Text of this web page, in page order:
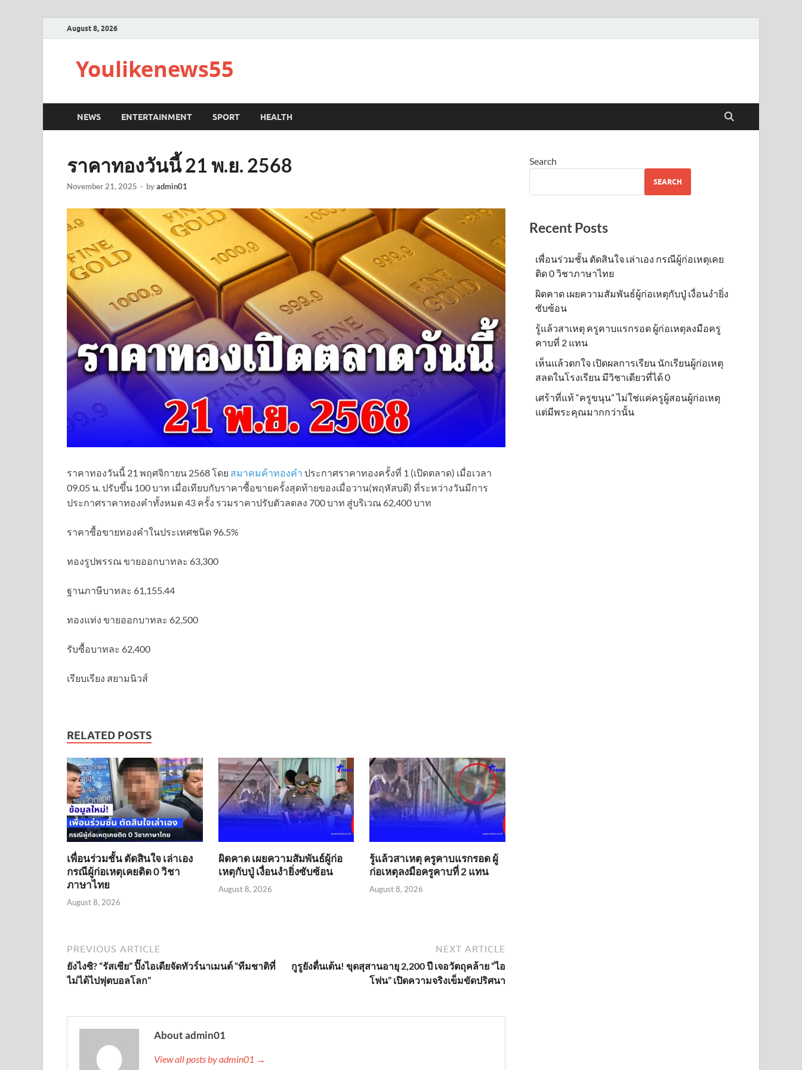
August 8, 2026
Youlikenews55
NEWS ENTERTAINMENT SPORT HEALTH
ราคาทองวันนี้ 21 พ.ย. 2568
November 21, 2025 - byadmin01
ราคาทองวันนี้ 21 พฤศจิกายน 2568 โดย สมาคมค้าทองคำ ประกาศราคาทองครั้งที่ 1 (เปิดตลาด) เมื่อเวลา
09.05 น. ปรับขึ้น 100 บาท เมื่อเทียบกับราคาซื้อขายครั้งสุดท้ายของเมื่อวาน(พฤหัสบดี) ที่ระหว่างวันมีการ
ประกาศราคาทองคำทั้งหมด 43 ครั้ง รวมราคาปรับตัวลดลง 700 บาท สู่บริเวณ 62,400 บาท
ราคาซื้อขายทองคําในประเทศชนิด 96.5%
ทองรูปพรรณ ขายออกบาทละ 63,300
ฐานภาษีบาทละ 61,155.44
ทองแท่ง ขายออกบาทละ 62,500
รับซื้อบาทละ 62,400
เรียบเรียง สยามนิวส์
RELATED POSTS
เพื่อนร่วมชั้น ตัดสินใจ เล่าเอง
กรณีผู้ก่อเหตุเคยติด 0 วิชา
ภาษาไทย
August 8, 2026
ผิดคาด เผยความสัมพันธ์ผู้ก่อ
เหตุกับปู่ เงื่อนงำยิ่งซับซ้อน
August 8, 2026
รู้แล้วสาเหตุ ครูคาบแรกรอด ผู้
ก่อเหตุลงมือครูคาบที่ 2 แทน
August 8, 2026
PREVIOUS ARTICLE
ยังไงซิ? “รัสเซีย” ปิ๊งไอเดียจัดทัวร์นาเมนต์ “ทีมชาติที่
ไม่ได้ไปฟุตบอลโลก”
NEXT ARTICLE
กูรูยังตื่นเต้น! ขุดสุสานอายุ 2,200 ปี เจอวัตถุคล้าย “ไอ
โฟน” เปิดความจริงเข็มขัดปริศนา
About admin01
View all posts by admin01 →
Search
SEARCH
Recent Posts
เพื่อนร่วมชั้น ตัดสินใจ เล่าเอง กรณีผู้ก่อเหตุเคย
ติด 0 วิชาภาษาไทย
ผิดคาด เผยความสัมพันธ์ผู้ก่อเหตุกับปู่ เงื่อนงำยิ่ง
ซับซ้อน
รู้แล้วสาเหตุ ครูคาบแรกรอด ผู้ก่อเหตุลงมือครู
คาบที่ 2 แทน
เห็นแล้วตกใจ เปิดผลการเรียน นักเรียนผู้ก่อเหตุ
สลดในโรงเรียน มีวิชาเดียวที่ได้ 0
เศร้าที่แท้ “ครูขนุน” ไม่ใช่แค่ครูผู้สอนผู้ก่อเหตุ
แต่มีพระคุณมากกว่านั้น